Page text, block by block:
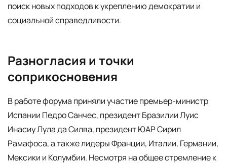
поиск новых подходов к укреплению демократии и
социальной справедливости.
Разногласия и точки
соприкосновения
В работе форума приняли участие премьер-министр
Испании Педро Санчес, президент Бразилии Луис
Инасиу Лула да Силва, президент ЮАР Сирил
Рамафоса, а также лидеры Франции, Италии, Германии,
Мексики и Колумбии. Несмотря на общее стремление к